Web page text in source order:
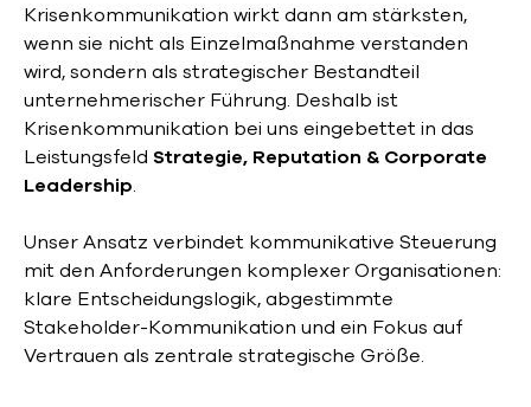
Krisenkommunikation wirkt dann am stärksten,
wenn sie nicht als Einzelmaßnahme verstanden
wird, sondern als strategischer Bestandteil
unternehmerischer Führung. Deshalb ist
Krisenkommunikation bei uns eingebettet in das
Leistungsfeld Strategie, Reputation & Corporate
Leadership.
Unser Ansatz verbindet kommunikative Steuerung
mit den Anforderungen komplexer Organisationen:
klare Entscheidungslogik, abgestimmte
Stakeholder-Kommunikation und ein Fokus auf
Vertrauen als zentrale strategische Größe.